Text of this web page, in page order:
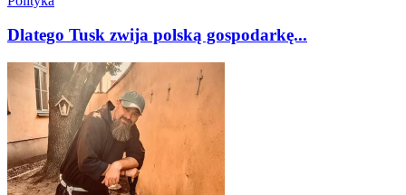
Dlatego Tusk zwija polską gospodarkę...